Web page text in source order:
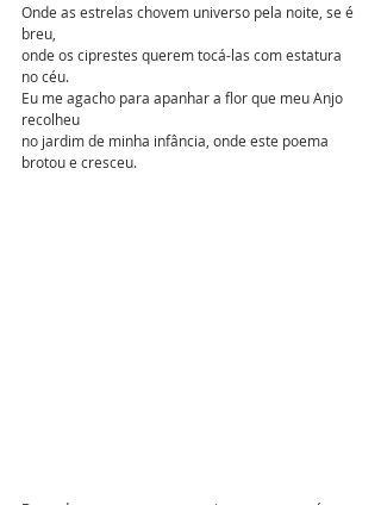
Onde as estrelas chovem universo pela noite, se é
breu,
onde os ciprestes querem tocá-las com estatura
no céu.
Eu me agacho para apanhar a flor que meu Anjo
recolheu
no jardim de minha infância, onde este poema
brotou e cresceu.